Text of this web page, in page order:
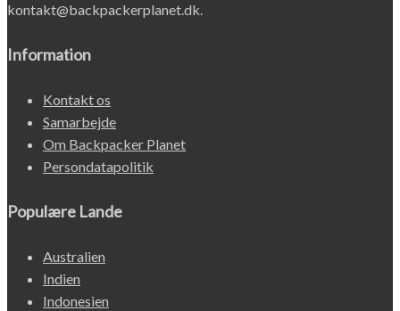
kontakt@backpackerplanet.dk.
Information
Kontakt os
Samarbejde
Om Backpacker Planet
Persondatapolitik
Populære Lande
Australien
Indien
Indonesien